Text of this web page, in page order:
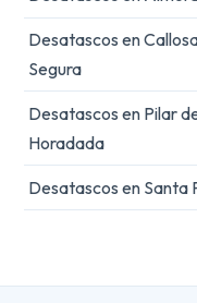
Desatascos en
Segura
Desatascos en Pilar
Horadada
Desatascos en Santa